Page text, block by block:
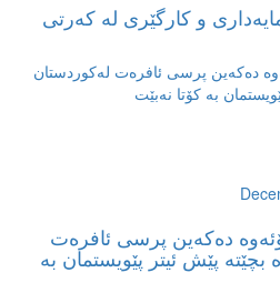
و کارگێری لە کەرتی
دەکەین پرسی ئافرەت
بچێتە پێش ئیتر پێویستمان بە